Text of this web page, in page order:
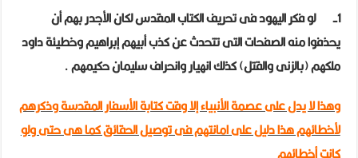
اليهود
الكتاب
المقدس؟
مغلقة
1-
لو فكر اليهود فى تحريف الكتاب المقدس لكان الأجدر بهم أن
يحذفوا منه الصفحات التى تتحدث عن كذب أبيهم إبراهيم وخطيئة داود
ملكهم (بالزنى والقتل) كذلك انهيار وانحراف سليمان حكيمهم.
وهذا لا يدل على عصمة الأنبياء إلا وقت كتابة الأسفار المقدسة وذكرهم
لأخطائهم هذا دليل على امانتهم فى توصيل الحقائق كما هى حتى ولو
كانت أخطائهم